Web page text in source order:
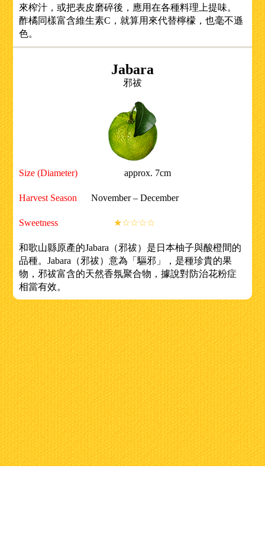
來榨汁，或把表皮磨碎後，應用在各種料理上提味。
酢橘同樣富含維生素C，就算用來代替檸檬，也毫不遜
色。
Jabara
邪祓
Size (Diameter) approx. 7cm
Harvest Season November – December
Sweetness ★☆☆☆☆
和歌山縣原產的Jabara（邪祓）是日本柚子與酸橙間的
品種。Jabara（邪祓）意為「驅邪」，是種珍貴的果
物，邪祓富含的天然香氛聚合物，據說對防治花粉症
相當有效。